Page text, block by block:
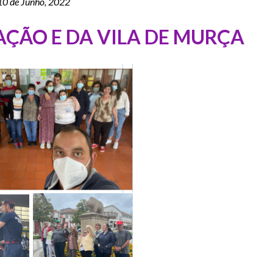
E DA VILA DE MURÇA